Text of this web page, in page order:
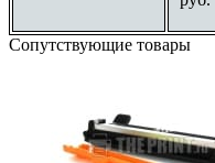
Сопутствующие товары